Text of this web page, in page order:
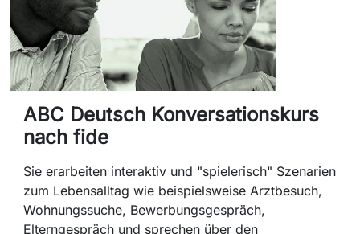
ABC Deutsch Konversationskurs
nach fide
Sie erarbeiten interaktiv und "spielerisch" Szenarien
zum Lebensalltag wie beispielsweise Arztbesuch,
Wohnungssuche, Bewerbungsgespräch,
Elterngespräch und sprechen über den